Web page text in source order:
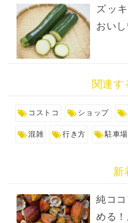
ズッ
おい
関連す
コストコ ショップ
混雑 行き方 駐車場
新
純コ
める